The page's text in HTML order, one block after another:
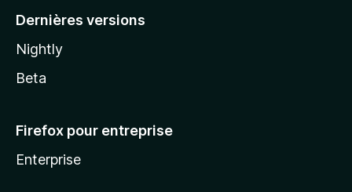
Dernières versions
Nightly
Beta
Firefox pour entreprise
Enterprise